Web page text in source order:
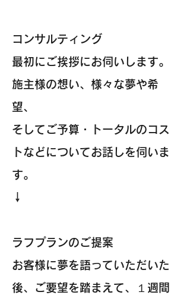
コンサルティング
最初にご挨拶にお伺いします。
施主様の想い、様々な夢や希
望、
そしてご予算・トータルのコス
トなどについてお話しを伺いま
す。
↓
ラフプランのご提案
お客様に夢を語っていただいた
後、ご要望を踏まえて、１週間